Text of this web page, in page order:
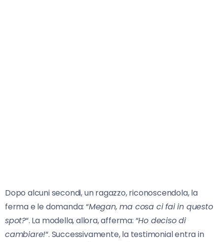
Dopo alcuni secondi, un ragazzo, riconoscendola, la
ferma e le domanda: “Megan, ma cosa ci fai in questo
spot?“. La modella, allora, afferma: “Ho deciso di
cambiare!“. Successivamente, la testimonial entra in